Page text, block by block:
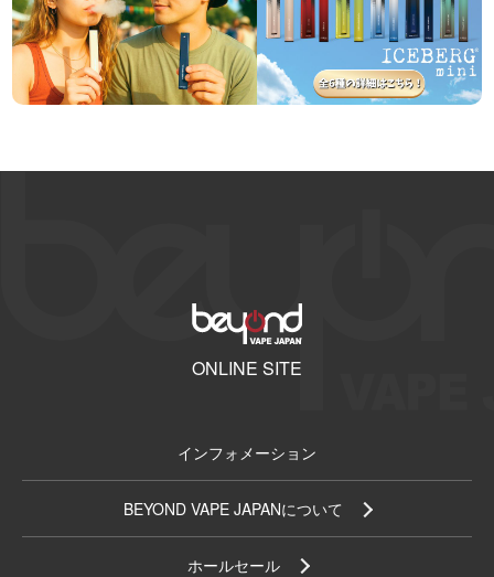
ONLINE SITE
インフォメーション
BEYOND VAPE JAPANについて
ホールセール